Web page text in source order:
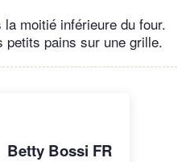
moitié inférieure du four.
pains sur une grille.
Betty Bossi FR